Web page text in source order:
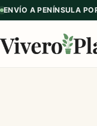
ENVÍO A PENÍNSULA